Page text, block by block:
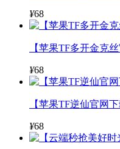
¥68
【苹果TF多开金克
¥68
【苹果TF逆仙官网
¥68